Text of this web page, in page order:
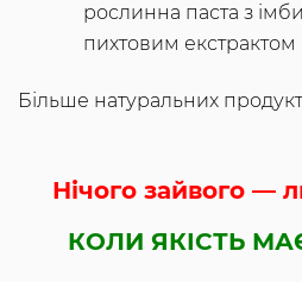
рослинна паста з
пихтовим екстрактом
Більше натуральних
Нічого зайвого —
КОЛИ ЯКІСТЬ